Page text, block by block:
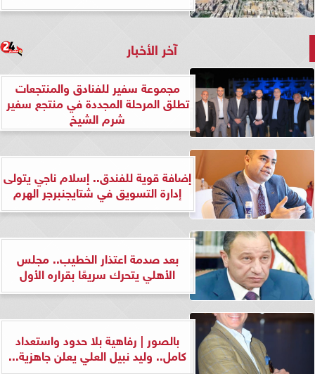
آخر الأخبار
مجموعة سفير للفنادق والمنتجعات
تطلق المرحلة المجددة في منتجع سفير
شرم الشيخ
إضافة قوية للفندق.. إسلام ناجي يتولى
إدارة التسويق في شتايجنبرجر الهرم
بعد صدمة اعتذار الخطيب.. مجلس
الأهلي يتحرك سريعًا بقراره الأول
بالصور | رفاهية بلا حدود واستعداد
كامل.. وليد نبيل العلي يعلن جاهزية...